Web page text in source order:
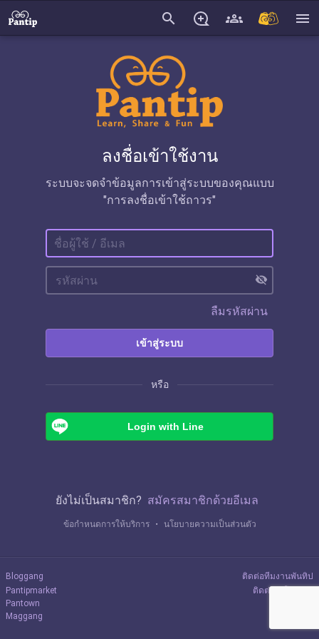
search menu
ลงชื่อเข้าใช้งาน
ระบบจะจดจำข้อมูลการเข้าสู่ระบบของคุณแบบ
"การลงชื่อเข้าใช้ถาวร"
visibility_off
ลืมรหัสผ่าน
เข้าสู่ระบบ
หรือ
Login with Line
ยังไม่เป็นสมาชิก? สมัครสมาชิกด้วยอีเมล
ข้อกำหนดการให้บริการ ・ นโยบายความเป็นส่วนตัว
Bloggang
Pantipmarket
Pantown
Maggang
ติดต่อทีมงานพันทิป
ติดต่อลงโฆษณา